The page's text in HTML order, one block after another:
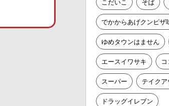
でかからあげクンピザ
ゆめタウンはません
エースイワサキ
スーパー テイクア
ドラッグイレブン